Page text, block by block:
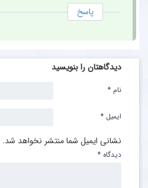
پاسخ
دیدگاهتان را بنویسید
نشانی ایمیل شما منتشر نخواهد شد.
دیدگاه *
نام *
ایمیل *